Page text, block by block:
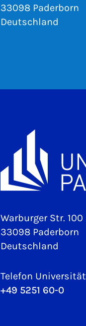
33098 Paderborn
Deutschland
Warburger Str. 100
33098 Paderborn
Deutschland
Telefon Universität
+49 5251 60-0